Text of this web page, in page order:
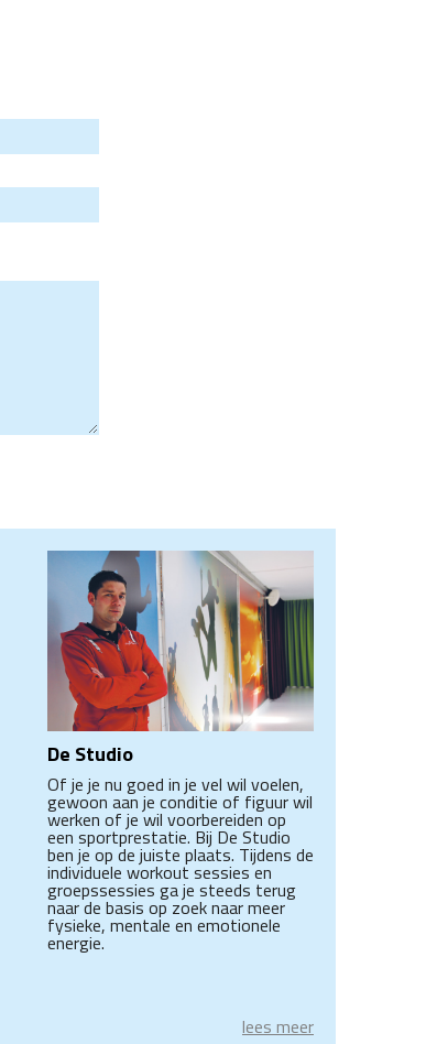
De Studio
Of je je nu goed in je vel wil voelen,
gewoon aan je conditie of figuur wil
werken of je wil voorbereiden op
een sportprestatie. Bij De Studio
ben je op de juiste plaats. Tijdens de
individuele workout sessies en
groepssessies ga je steeds terug
naar de basis op zoek naar meer
fysieke, mentale en emotionele
energie.
lees meer